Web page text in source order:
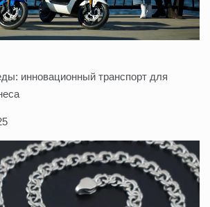
инновационный транспорт для